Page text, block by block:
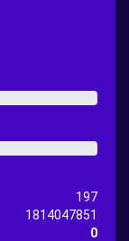
pt.2
197
1814047851
0